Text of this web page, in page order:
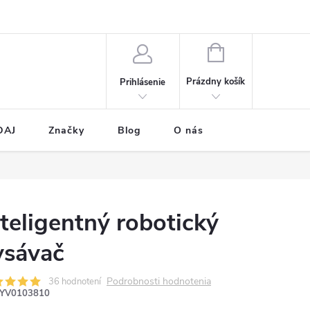
Prihlásenie
NÁKUPNÝ
Prázdny košík
Značky Blog O nás
robotický
36 hodnotení Podrobnosti hodnotenia
YV0103810